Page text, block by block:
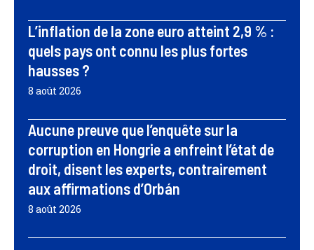
L’inflation de la zone euro atteint 2,9 % :
quels pays ont connu les plus fortes
hausses ?
8 août 2026
Aucune preuve que l’enquête sur la
corruption en Hongrie a enfreint l’état de
droit, disent les experts, contrairement
aux affirmations d’Orbán
8 août 2026